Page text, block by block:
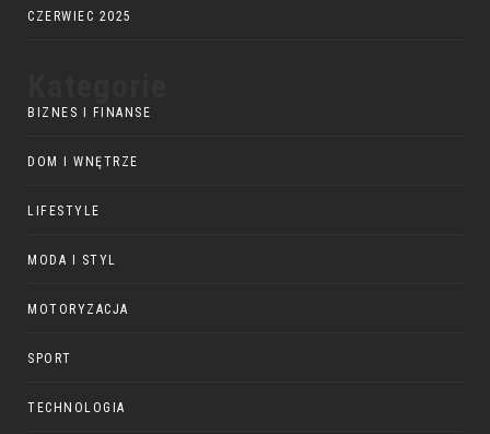
CZERWIEC 2025
BIZNES I FINANSE
DOM I WNĘTRZE
LIFESTYLE
MODA I STYL
MOTORYZACJA
SPORT
TECHNOLOGIA